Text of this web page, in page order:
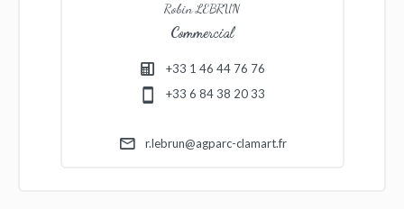
Robin LEBRUN
Commercial
+33 1 46 44 76 76
+33 6 84 38 20 33
r.lebrun@agparc-clamart.fr